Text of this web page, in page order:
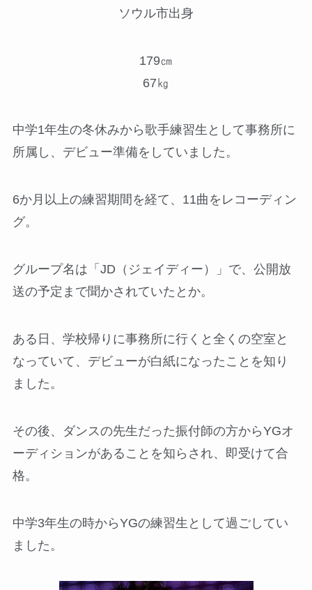
ソウル市出身
179㎝
67㎏
中学1年生の冬休みから歌手練習生として事務所に
所属し、デビュー準備をしていました。
6か月以上の練習期間を経て、11曲をレコーディン
グ。
グループ名は「JD（ジェイディー）」で、公開放
送の予定まで聞かされていたとか。
ある日、学校帰りに事務所に行くと全くの空室と
なっていて、デビューが白紙になったことを知り
ました。
その後、ダンスの先生だった振付師の方からYGオ
ーディションがあることを知らされ、即受けて合
格。
中学3年生の時からYGの練習生として過ごしてい
ました。